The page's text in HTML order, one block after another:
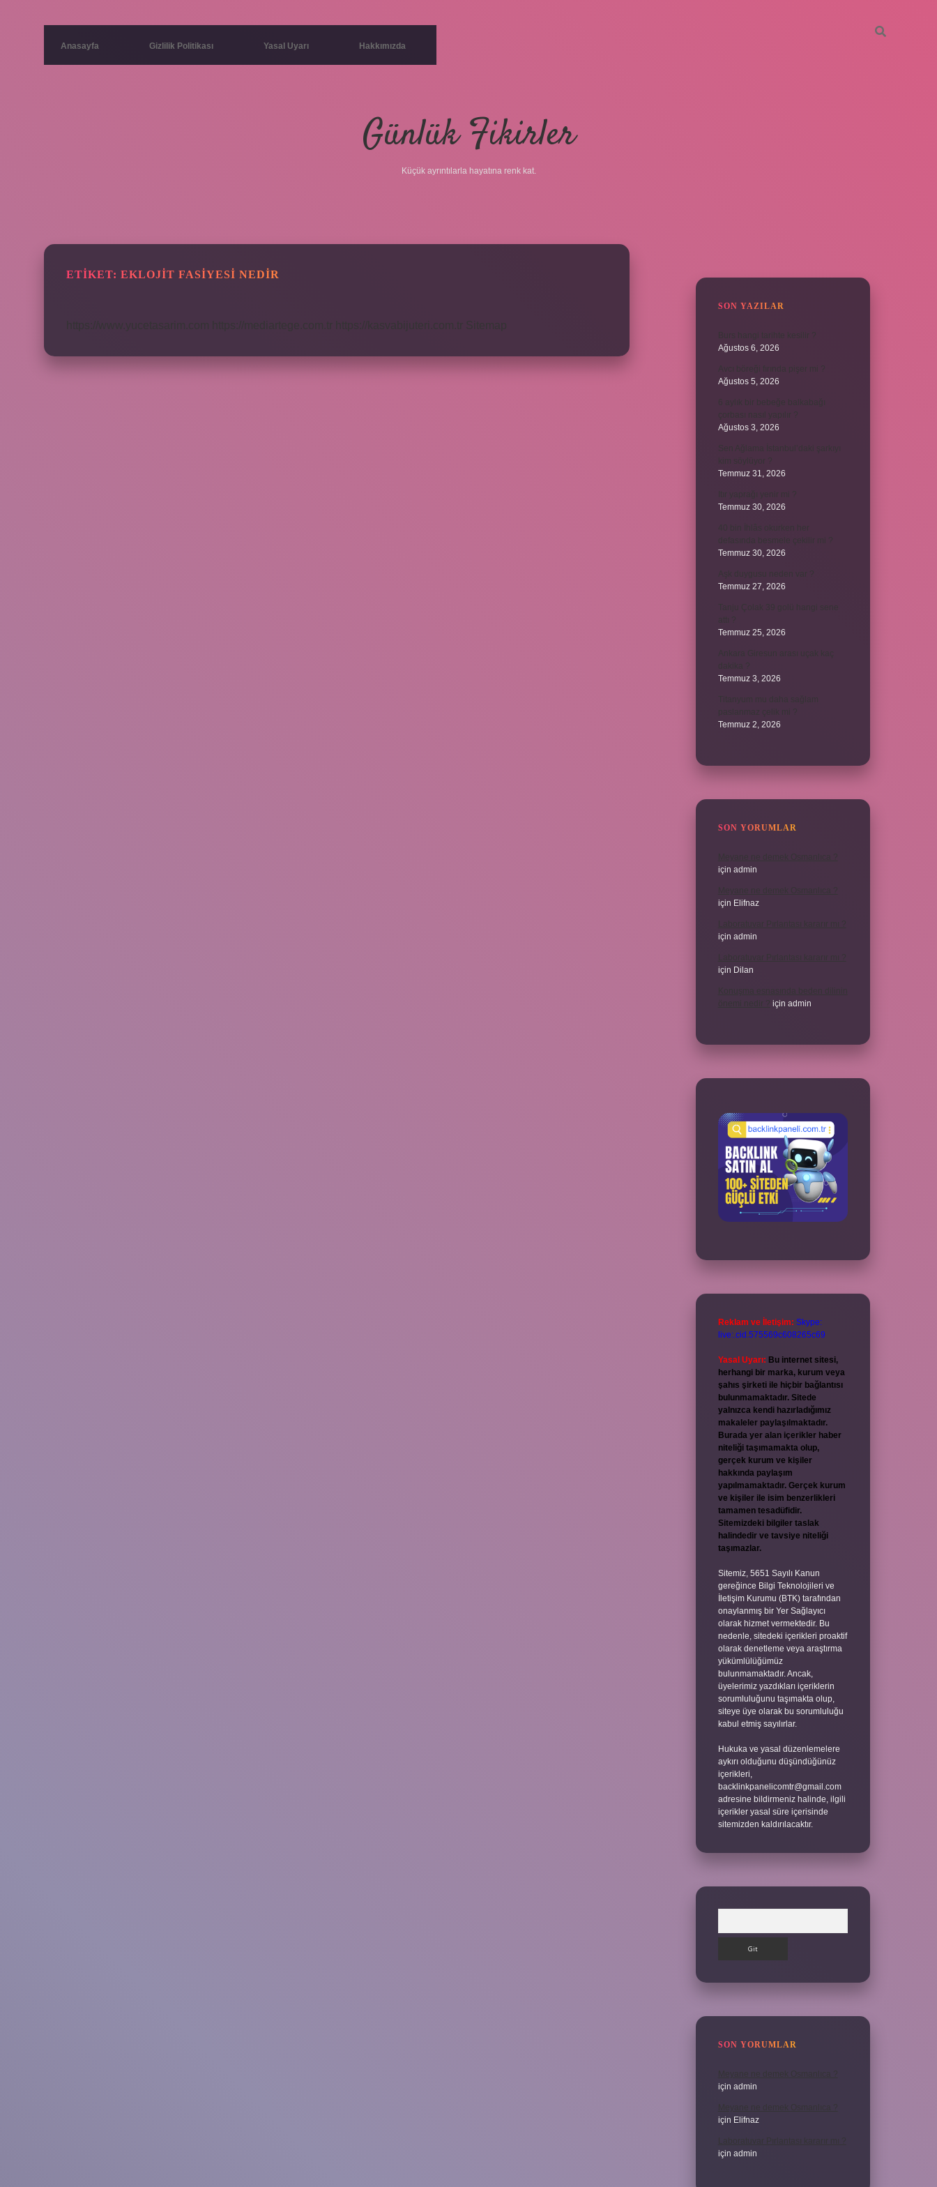
Anasayfa Gizlilik Politikası Yasal Uyarı Hakkımızda
Günlük Fikirler
Küçük ayrıntılarla hayatına renk kat.
ETIKET: EKLOJIT FASIYESI NEDIR
SON YAZILAR
Ağustos 6, 2026
Avcı böreği fırında pişer mi ?
Ağustos 5, 2026
Ağustos 3, 2026
Temmuz 31, 2026
Temmuz 30, 2026
Temmuz 30, 2026
Temmuz 27, 2026
Temmuz 25, 2026
Temmuz 3, 2026
Temmuz 2, 2026
SON YORUMLAR
için admin
için Elifnaz
için admin
için Dilan
için admin
Reklam ve İletişim: Skype:
live:.cid.575569c608265c69
Yasal Uyarı: Bu internet sitesi,
herhangi bir marka, kurum veya
şahıs şirketi ile hiçbir bağlantısı
bulunmamaktadır. Sitede
yalnızca kendi hazırladığımız
makaleler paylaşılmaktadır.
Burada yer alan içerikler haber
niteliği taşımamakta olup,
gerçek kurum ve kişiler
hakkında paylaşım
yapılmamaktadır. Gerçek kurum
ve kişiler ile isim benzerlikleri
tamamen tesadüfidir.
Sitemizdeki bilgiler taslak
halindedir ve tavsiye niteliği
taşımazlar.
Sitemiz, 5651 Sayılı Kanun
gereğince Bilgi Teknolojileri ve
İletişim Kurumu (BTK) tarafından
onaylanmış bir Yer Sağlayıcı
olarak hizmet vermektedir. Bu
nedenle, sitedeki içerikleri proaktif
olarak denetleme veya araştırma
yükümlülüğümüz
bulunmamaktadır. Ancak,
üyelerimiz yazdıkları içeriklerin
sorumluluğunu taşımakta olup,
siteye üye olarak bu sorumluluğu
kabul etmiş sayılırlar.
Hukuka ve yasal düzenlemelere
aykırı olduğunu düşündüğünüz
içerikleri,
backlinkpanelicomtr@gmail.com
adresine bildirmeniz halinde, ilgili
içerikler yasal süre içerisinde
sitemizden kaldırılacaktır.
SON YORUMLAR
için admin
için Elifnaz
Laboratuvar Pırlantası kararır mı ?
için admin